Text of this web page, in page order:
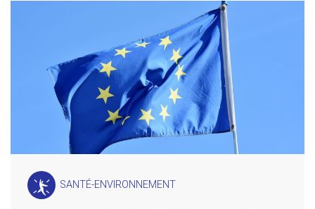
SANTÉ-ENVIRONNEMENT